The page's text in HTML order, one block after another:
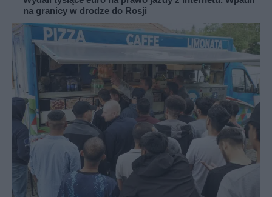
na granicy w drodze do Rosji